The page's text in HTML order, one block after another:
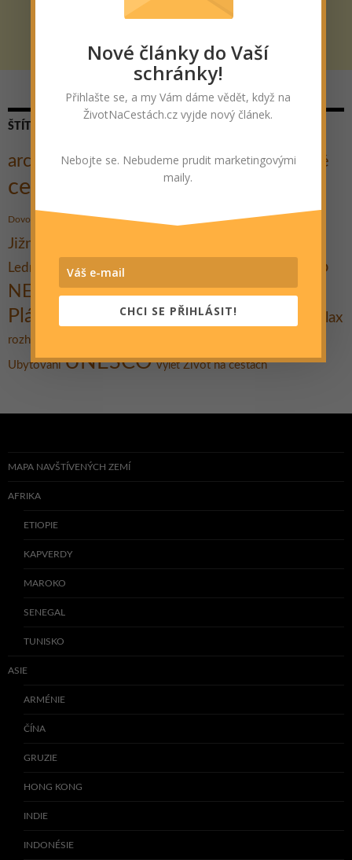
ŠTÍTKY
architektura Autostop Cesta kolem světa Cestovatelé
cestování Dobrodružství
Dovolená Festival Gent historie horyHrad
Jižní Morava
Lednicko-valtický areál
Město
NEJ
národní park OstrovPamátky Plavba lodí
Pláž Praktické rady Promítání Relax
rozhledna
Ubytování UNESCO Výlet Život na cestách
MAPA NAVŠTÍVENÝCH ZEMÍ
AFRIKA
ETIOPIE
KAPVERDY
MAROKO
SENEGAL
TUNISKO
ASIE
ARMÉNIE
ČÍNA
GRUZIE
HONG KONG
INDIE
INDONÉSIE
Nové články do Vaší
schránky!
Přihlašte se, a my Vám dáme vědět, když na
ŽivotNaCestách.cz vyjde nový článek.
Nebojte se. Nebudeme prudit marketingovými
maily.
CHCI SE PŘIHLÁSIT!